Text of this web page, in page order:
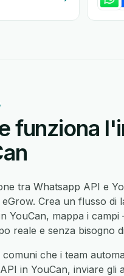
funziona
tra Whatsapp API e
Crea un flusso
YouCan, mappa i
reale e senza bisogno
comuni che i team
in YouCan, inviare gli